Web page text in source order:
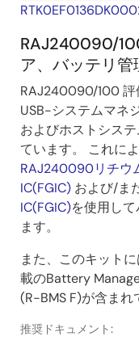
RAJ240090/
ア、バッテリ管
RAJ240090/100 評
USB-システムマネ
およびホストシス
ています。 これに
RAJ240090リチウ
IC(FGIC) および/ま
IC(FGIC)を使用し
ます。
また、このキット
載のBattery
(R-BMS F)が含まれ
推奨ドキュメント: